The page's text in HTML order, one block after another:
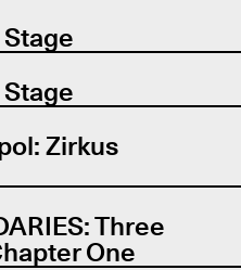
Zirkus
Three
One